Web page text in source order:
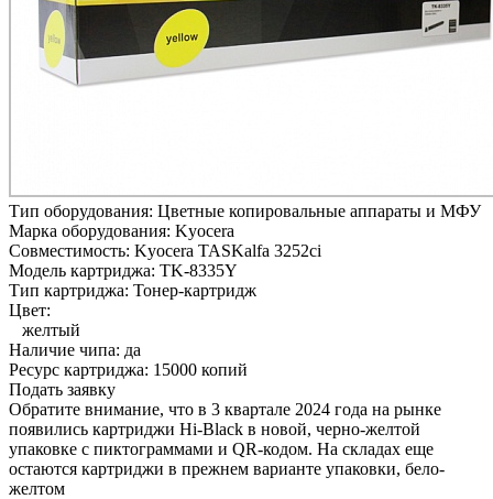
Тип оборудования: Цветные копировальные аппараты и МФУ
Марка оборудования: Kyocera
Совместимость: Kyocera TASKalfa 3252ci
Модель картриджа: TK-8335Y
Тип картриджа: Тонер-картридж
Цвет:
желтый
Наличие чипа: да
Ресурс картриджа: 15000 копий
Подать заявку
Обратите внимание, что в 3 квартале 2024 года на рынке
появились картриджи Hi-Black в новой, черно-желтой
упаковке с пиктограммами и QR-кодом. На складах еще
остаются картриджи в прежнем варианте упаковки, бело-
желтом